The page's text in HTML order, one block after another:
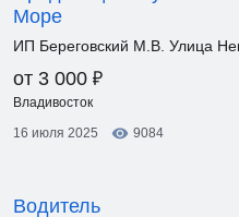
Море
ИП Береговский М.В. Улица
от 3 000 ₽
Владивосток
16 июля 2025
9084
Водитель